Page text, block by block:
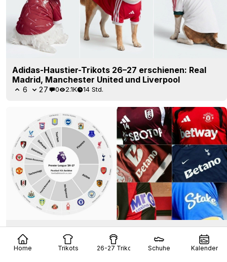
Home Trikots 26-27 Trikots Schuhe Kalender
Adidas-Haustier-Trikots 26–27 erschienen: Real
Madrid, Manchester United und Liverpool
6 27 0 2.1K 14 Std.
Die Premier League macht das Wettverbot zum
Gespött
4 1.4K 15 Std.